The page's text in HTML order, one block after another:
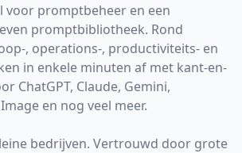
voor promptbeheer en een
promptbibliotheek. Rond
, operations-, productiviteits- en
in enkele minuten af met kant-en-
ChatGPT, Claude, Gemini,
en nog veel meer.
bedrijven. Vertrouwd door grote